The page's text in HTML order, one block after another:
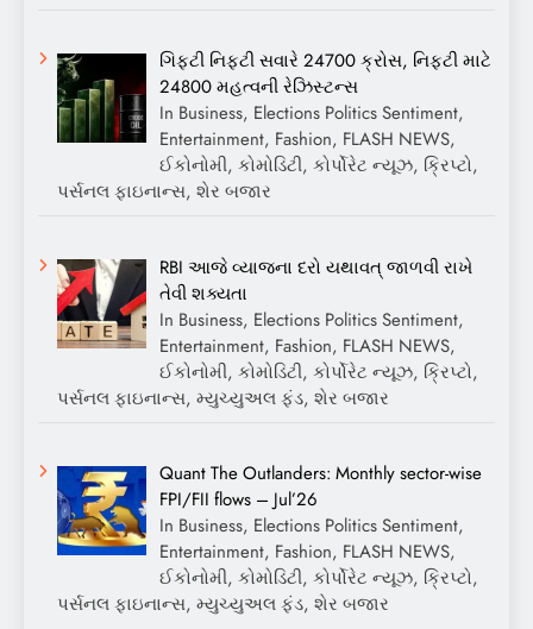
ગિફ્ટી નિફ્ટી સવારે 24700 ક્રોસ, નિફ્ટી માટે
24800 મહત્વની રેઝિસ્ટન્સ
In Business, Elections Politics Sentiment,
Entertainment, Fashion, FLASH NEWS,
ઈકોનોમી, કોમોડિટી, કોર્પોરેટ ન્યૂઝ, ક્રિપ્ટો,
પર્સનલ ફાઇનાન્સ, શેર બજાર
RBI આજે વ્યાજના દરો યથાવત્ જાળવી રાખે
તેવી શક્યતા
In Business, Elections Politics Sentiment,
Entertainment, Fashion, FLASH NEWS,
ઈકોનોમી, કોમોડિટી, કોર્પોરેટ ન્યૂઝ, ક્રિપ્ટો,
પર્સનલ ફાઇનાન્સ, મ્યુચ્યુઅલ ફંડ, શેર બજાર
Quant The Outlanders: Monthly sector-wise
FPI/FII flows – Jul’26
In Business, Elections Politics Sentiment,
Entertainment, Fashion, FLASH NEWS,
ઈકોનોમી, કોમોડિટી, કોર્પોરેટ ન્યૂઝ, ક્રિપ્ટો,
પર્સનલ ફાઇનાન્સ, મ્યુચ્યુઅલ ફંડ, શેર બજાર